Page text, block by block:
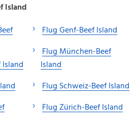
Island
Flug Genf-Beef Island
Flug München-Beef
Island
Flug Schweiz-Beef Island
Flug Zürich-Beef Island